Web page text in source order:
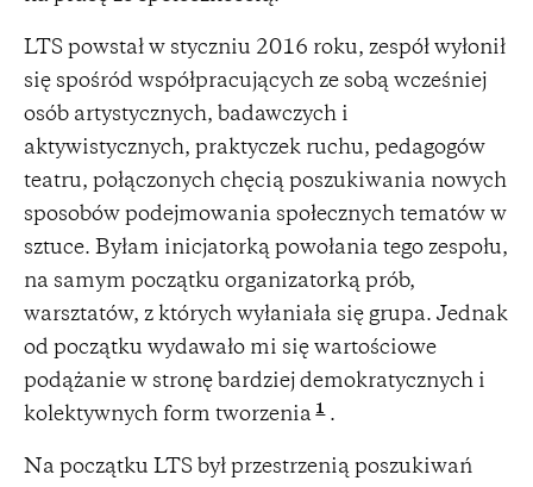
LTS powstał w styczniu 2016 roku, zespół wyłonił
się spośród współpracujących ze sobą wcześniej
osób artystycznych, badawczych i
aktywistycznych, praktyczek ruchu, pedagogów
teatru, połączonych chęcią poszukiwania nowych
sposobów podejmowania społecznych tematów w
sztuce. Byłam inicjatorką powołania tego zespołu,
na samym początku organizatorką prób,
warsztatów, z których wyłaniała się grupa. Jednak
od początku wydawało mi się wartościowe
podążanie w stronę bardziej demokratycznych i
kolektywnych form tworzenia 1 .
Na początku LTS był przestrzenią poszukiwań